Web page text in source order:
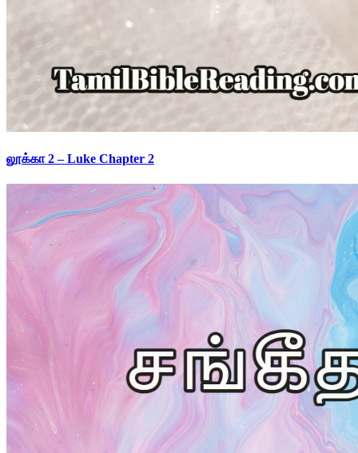
லூக்கா 2 – Luke Chapter 2